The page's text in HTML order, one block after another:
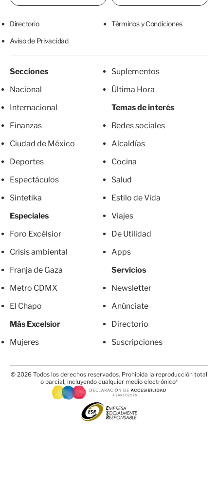
Directorio Términos y Condiciones
Aviso de Privacidad
Secciones
Nacional
Internacional
Finanzas
Ciudad de México
Deportes
Espectáculos
Sintetika
Especiales
Foro Excélsior
Crisis ambiental
Franja de Gaza
Metro CDMX
El Chapo
Más Excelsior
Mujeres
Suplementos
Última Hora
Temas de interés
Redes sociales
Alcaldías
Cocina
Salud
Estilo de Vida
Viajes
De Utilidad
Apps
Servicios
Newsletter
Anúnciate
Directorio
Suscripciones
© 2026 Todos los derechos reservados. Prohibida la reproducción total
o parcial, incluyendo cualquier medio electrónico*